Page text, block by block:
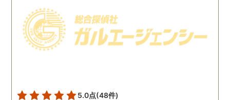
とはしょっちゅうです。次
の休みも休日出勤と称して
家を空けているので、この
日に証拠集めをお願いしま
と会い、そのまま夜まで過
必要な不倫の証拠も手に
れることができました。
5.0点(48件)